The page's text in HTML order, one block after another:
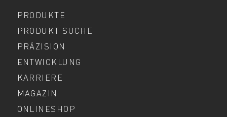
PRODUKTE
PRODUKT SUCHE
PRÄZISION
ENTWICKLUNG
KARRIERE
MAGAZIN
ONLINESHOP